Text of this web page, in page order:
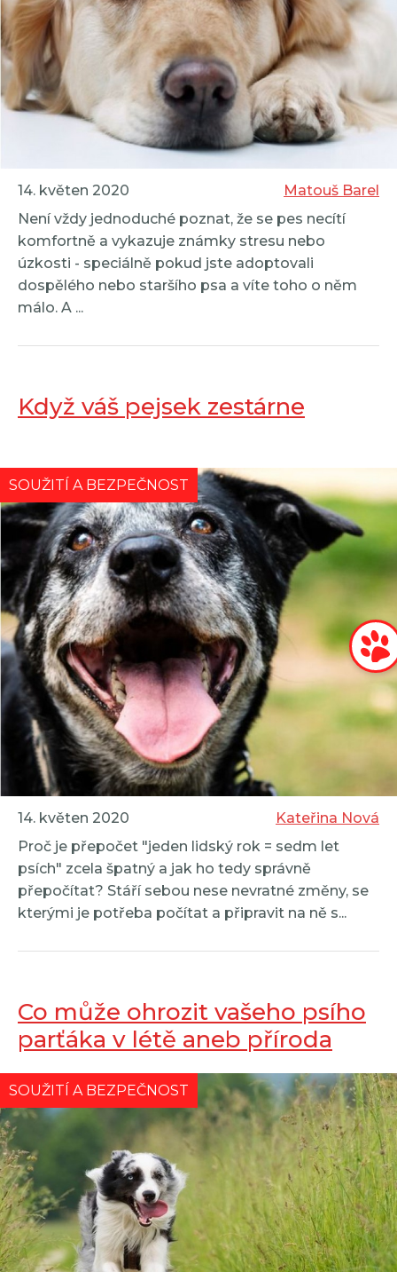
14. květen 2020
Matouš Barel
Není vždy jednoduché poznat, že se pes necítí
komfortně a vykazuje známky stresu nebo
úzkosti - speciálně pokud jste adoptovali
dospělého nebo staršího psa a víte toho o něm
málo. A ...
Když váš pejsek zestárne
SOUŽITÍ A BEZPEČNOST
14. květen 2020
Kateřina Nová
Proč je přepočet "jeden lidský rok = sedm let
psích" zcela špatný a jak ho tedy správně
přepočítat? Stáří sebou nese nevratné změny, se
kterými je potřeba počítat a připravit na ně s...
Co může ohrozit vašeho psího
parťáka v létě aneb příroda
útočí
SOUŽITÍ A BEZPEČNOST